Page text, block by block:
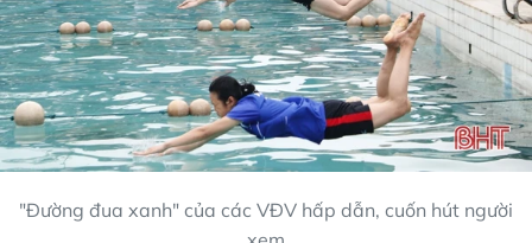
"Đường đua xanh" của các VĐV hấp dẫn, cuốn hút người